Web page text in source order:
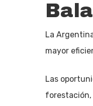
La
mayor
Las
forestación,